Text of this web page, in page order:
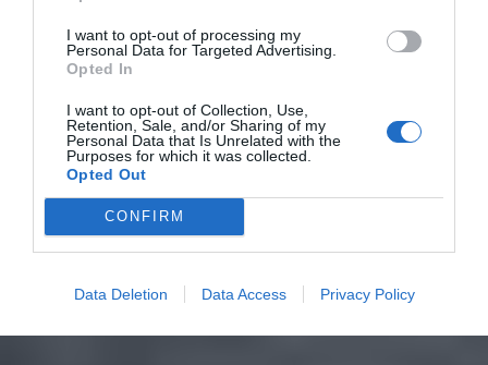
I want to opt-out of processing my
Personal Data for Targeted Advertising.
Opted In
I want to opt-out of Collection, Use,
Retention, Sale, and/or Sharing of my
Personal Data that Is Unrelated with the
Purposes for which it was collected.
Opted Out
CONFIRM
Data Deletion Data Access Privacy Policy